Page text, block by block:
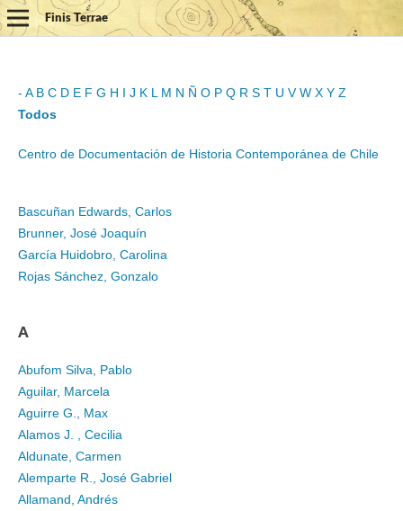
Finis Terrae
- A B C D E F G H I J K L M N Ñ O P Q R S T U V W X Y Z
Todos
Centro de Documentación de Historia Contemporánea de Chile
Bascuñan Edwards, Carlos
Brunner, José Joaquín
García Huidobro, Carolina
Rojas Sánchez, Gonzalo
A
Abufom Silva, Pablo
Aguilar, Marcela
Aguirre G., Max
Alamos J. , Cecilia
Aldunate, Carmen
Alemparte R., José Gabriel
Allamand, Andrés